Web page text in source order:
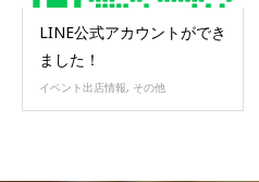
LINE公式アカウントができ
ました！
イベント出店情報, その他